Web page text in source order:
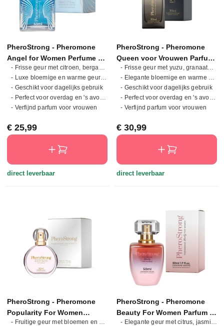
PheroStrong - Pheromone
Angel for Women Perfume -
50 ml
- Frisse geur met citroen, bergamot en vanille
- Luxe bloemige en warme geurcompositie
- Geschikt voor dagelijks gebruik
- Perfect voor overdag en 's avonds
- Verfijnd parfum voor vrouwen
Normale prijs:
€ 25,99
direct leverbaar
PheroStrong - Pheromone
Queen voor Vrouwen Parfum
- 50 ml
- Frisse geur met yuzu, granaatappel en muskus
- Elegante bloemige en warme geurcompositie
- Geschikt voor dagelijks gebruik
- Perfect voor overdag en 's avonds
- Verfijnd parfum voor vrouwen
Normale prijs:
€ 30,99
direct leverbaar
PheroStrong - Pheromone
Popularity For Women
Parfum - 50 ml
- Fruitige geur met bloemen en musk
PheroStrong - Pheromone
Beauty For Women Parfum -
50 ml
- Elegante geur met citrus, jasmijn en vanille